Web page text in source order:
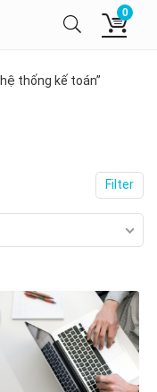
0
thống kế toán”
Filter